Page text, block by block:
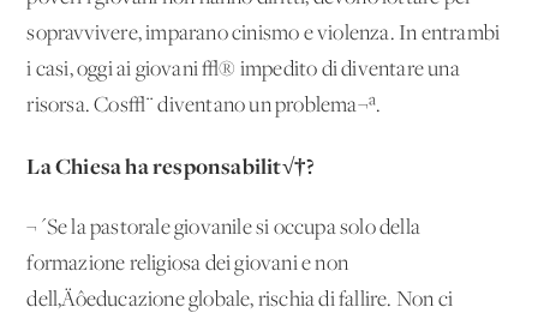
sopravvivere, imparano cinismo e violenza. In entrambi
i casi, oggi ai giovani √® impedito di diventare una
risorsa. Cos√¨ diventano un problema¬ª.
La Chiesaha responsabilit√†?
¬´Se la pastorale giovanile si occupa solo della
formazione religiosa dei giovani e non
dell‚Äôeducazione globale, rischia di fallire. Non ci